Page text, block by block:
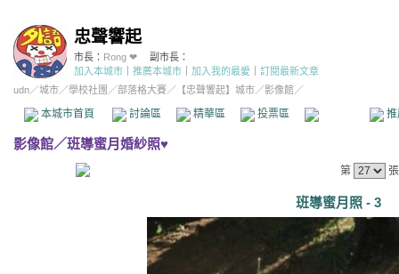
忠聲響起
市長： Rong ❤
副市長：
加入本城市
推薦本城市 加入我的最愛
訂閱最新文章
udn／城市／學校社團 ／部落格大賽／ 【忠聲響起】城市／影像館／
本城市首頁 討論區 精華區 投票區 影像館
影像館／班導蜜月婚紗照♥
第
班導蜜月照 - 3